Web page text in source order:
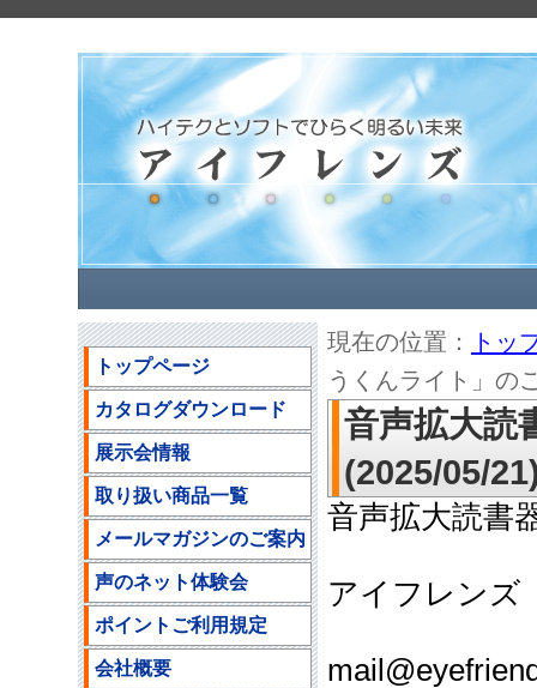
現在の位置：
トッ
うくんライト」の
音声拡大読
(2025/05/
音声拡大読書
アイフレン
トップページ
カタログダウンロード
展示会情報
取り扱い商品一覧
メールマガジンのご案内
声のネット体験会
ポイントご利用規定
会社概要